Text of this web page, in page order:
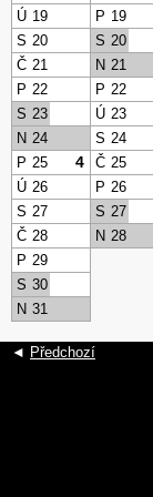
Ú 19 P 19
S 20 S 20
Č 21 N 21
P 22 P 22
S 23 Ú 23
N 24 S 24
P 25 4 Č 25
Ú 26 P 26
S 27 S 27
Č 28 N 28
P 29
S 30
N 31
◄ Předchozí